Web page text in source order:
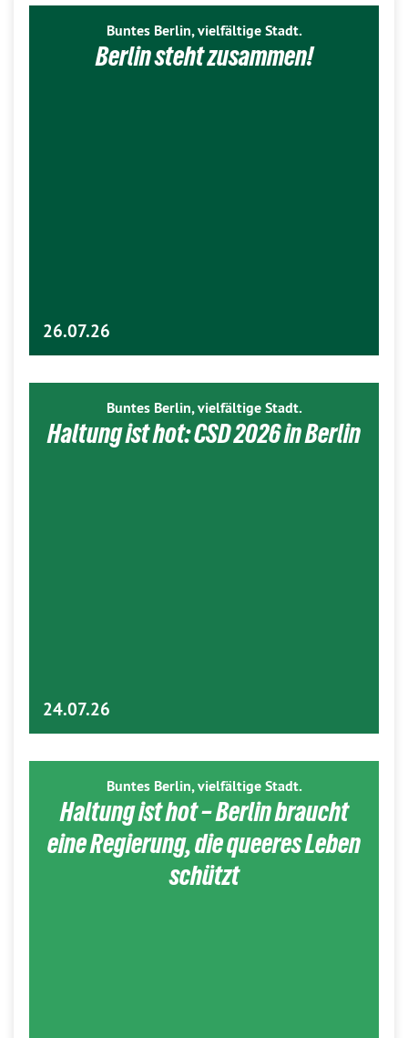
Buntes Berlin, vielfältige Stadt.
Berlin steht zusammen!
26.07.26
Buntes Berlin, vielfältige Stadt.
Haltung ist hot: CSD 2026 in Berlin
24.07.26
Buntes Berlin, vielfältige Stadt.
Haltung ist hot – Berlin braucht
eine Regierung, die queeres Leben
schützt